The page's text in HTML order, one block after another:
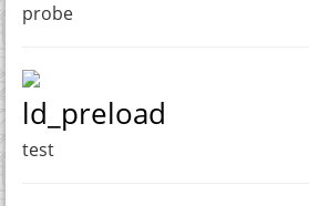
probe
ld_preload
test